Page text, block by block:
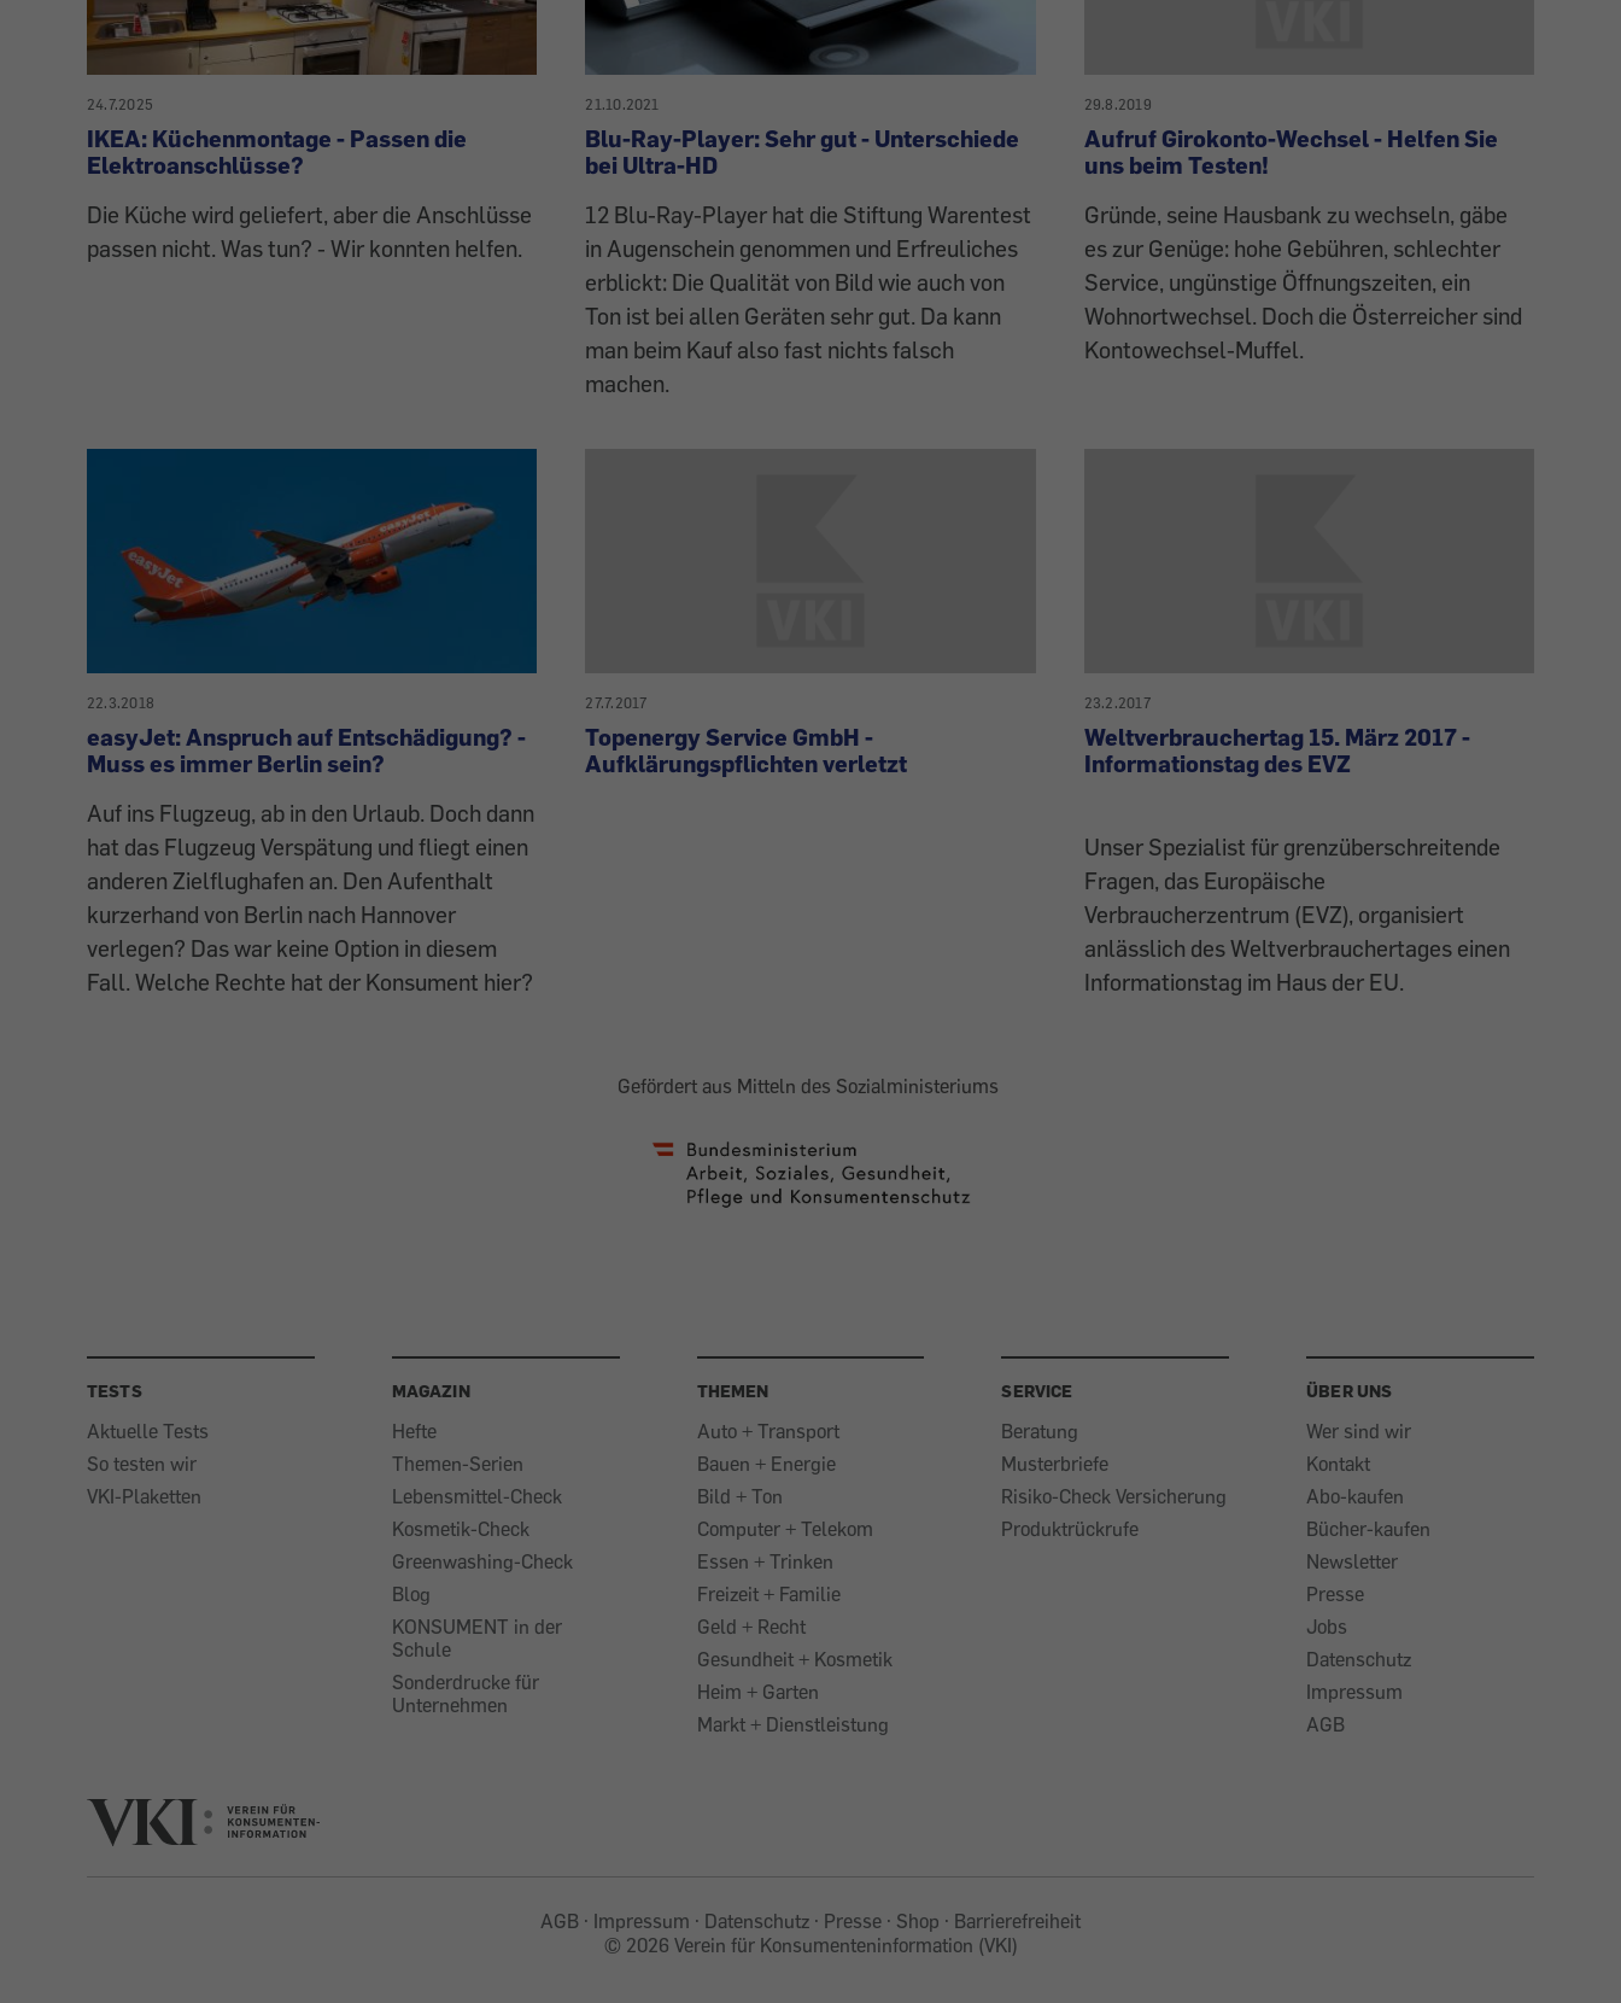
24.7.2025
IKEA: Küchenmontage - Passen die
Elektroanschlüsse?
Die Küche wird geliefert, aber die Anschlüsse
passen nicht. Was tun? - Wir konnten helfen.
21.10.2021
Blu-Ray-Player: Sehr gut - Unterschiede
bei Ultra-HD
12 Blu-Ray-Player hat die Stiftung Warentest
in Augenschein genommen und Erfreuliches
erblickt: Die Qualität von Bild wie auch von
Ton ist bei allen Geräten sehr gut. Da kann
man beim Kauf also fast nichts falsch
machen.
29.8.2019
Aufruf Girokonto-Wechsel - Helfen Sie
uns beim Testen!
Gründe, seine Hausbank zu wechseln, gäbe
es zur Genüge: hohe Gebühren, schlechter
Service, ungünstige Öffnungszeiten, ein
Wohnortwechsel. Doch die Österreicher sind
Kontowechsel-Muffel.
22.3.2018
easyJet: Anspruch auf Entschädigung? -
Muss es immer Berlin sein?
Auf ins Flugzeug, ab in den Urlaub. Doch dann
hat das Flugzeug Verspätung und fliegt einen
anderen Zielflughafen an. Den Aufenthalt
kurzerhand von Berlin nach Hannover
verlegen? Das war keine Option in diesem
Fall. Welche Rechte hat der Konsument hier?
27.7.2017
Topenergy Service GmbH -
Aufklärungspflichten verletzt
23.2.2017
Weltverbrauchertag 15. März 2017 -
Informationstag des EVZ
Unser Spezialist für grenzüberschreitende
Fragen, das Europäische
Verbraucherzentrum (EVZ), organisiert
anlässlich des Weltverbrauchertages einen
Informationstag im Haus der EU.
Gefördert aus Mitteln des Sozialministeriums
TESTS
Aktuelle Tests
So testen wir
VKI-Plaketten
MAGAZIN
Hefte
Themen-Serien
Lebensmittel-Check
Kosmetik-Check
Greenwashing-Check
Blog
KONSUMENT in der
Schule
Sonderdrucke für
Unternehmen
THEMEN
Auto + Transport
Bauen + Energie
Bild + Ton
Computer + Telekom
Essen + Trinken
Freizeit + Familie
Geld + Recht
Gesundheit + Kosmetik
Heim + Garten
Markt + Dienstleistung
SERVICE
Beratung
Musterbriefe
Risiko-Check Versicherung
Produktrückrufe
ÜBER UNS
Wer sind wir
Kontakt
Abo-kaufen
Bücher-kaufen
Newsletter
Presse
Jobs
Datenschutz
Impressum
AGB
AGB Impressum Datenschutz Presse Shop
Barrierefreiheit
© 2026 Verein für Konsumenteninformation (VKI)